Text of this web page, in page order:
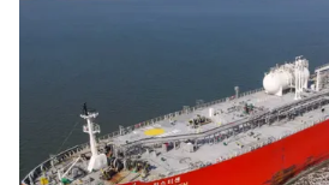
Thế giới
Tin tức
Kinh tế